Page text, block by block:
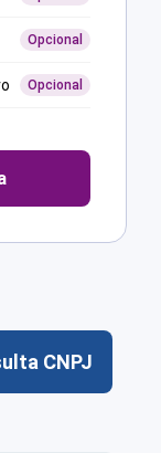
Opcional
Opcional
CNPJ